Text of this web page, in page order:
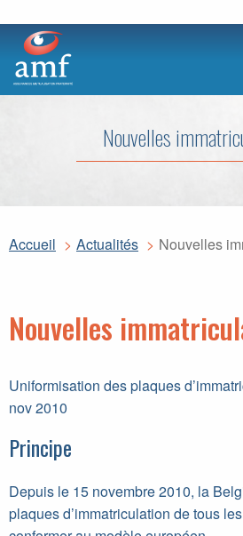
Nouvelles
Accueil Actualités Nouvelles
Nouvelles
Uniformisation des plaques
nov 2010
Principe
Depuis le 15 novembre 2010, la
plaques d’immatriculation de tous